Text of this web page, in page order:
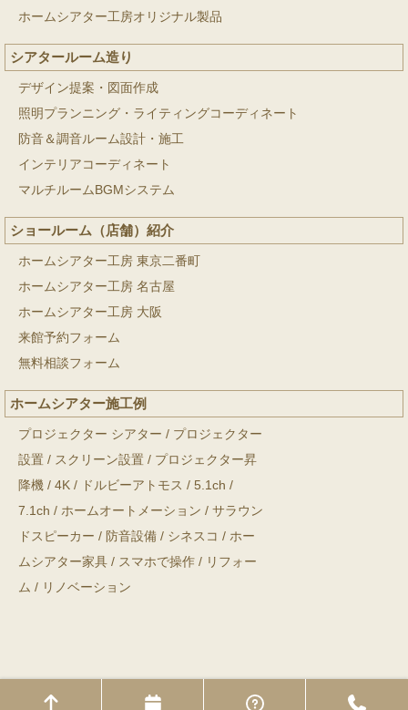
ホームシアター工房オリジナル製品
シアタールーム造り
デザイン提案・図面作成
照明プランニング・ライティングコーディネート
防音＆調音ルーム設計・施工
インテリアコーディネート
マルチルームBGMシステム
ショールーム（店舗）紹介
ホームシアター工房 東京二番町
ホームシアター工房 名古屋
ホームシアター工房 大阪
来館予約フォーム
無料相談フォーム
ホームシアター施工例
プロジェクター シアター / プロジェクター
設置 / スクリーン設置 / プロジェクター昇
降機 / 4K / ドルビーアトモス / 5.1ch /
7.1ch / ホームオートメーション / サラウン
ドスピーカー / 防音設備 / シネスコ / ホー
ムシアター家具 / スマホで操作 / リフォー
ム / リノベーション